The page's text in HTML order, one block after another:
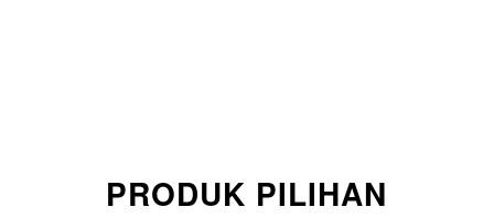
PRODUK PILIHAN